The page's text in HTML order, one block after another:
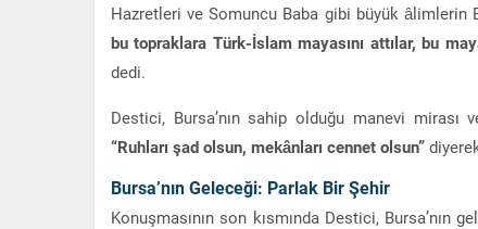
Hazretleri ve Somuncu Baba gibi büyük âlimlerin
bu topraklara Türk-İslam mayasını attılar, bu
dedi.
Destici, Bursa’nın sahip olduğu manevi
“Ruhları şad olsun, mekânları cennet olsun”
Bursa’nın Geleceği: Parlak Bir Şehir
Konuşmasının son kısmında Destici,